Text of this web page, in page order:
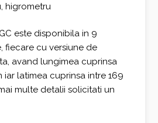
higrometru
este disponibila in 9
fiecare cu versiune de
avand lungimea cuprinsa
iar latimea cuprinsa intre 169
multe detalii solicitati un